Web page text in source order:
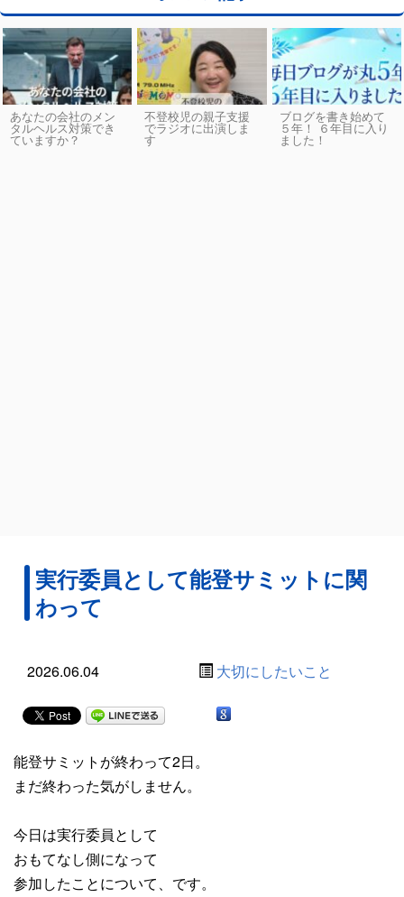
あなたの会社のメン
タルヘルス対策でき
ていますか？
不登校児の親子支援
でラジオに出演しま
す
ブログを書き始めて
５年！ ６年目に入り
ました！
実行委員として能登サミットに関
わって
2026.06.04 大切にしたいこと
能登サミットが終わって2日。
まだ終わった気がしません。
今日は実行委員として
おもてなし側になって
参加したことについて、です。